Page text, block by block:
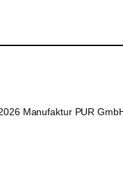
Manufaktur PUR